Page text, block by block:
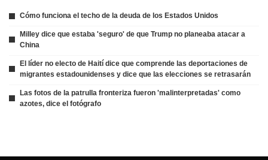
Cómo funciona el techo de la deuda de los Estados Unidos
Milley dice que estaba 'seguro' de que Trump no planeaba atacar a
China
El líder no electo de Haití dice que comprende las deportaciones de
migrantes estadounidenses y dice que las elecciones se retrasarán
Las fotos de la patrulla fronteriza fueron 'malinterpretadas' como
azotes, dice el fotógrafo